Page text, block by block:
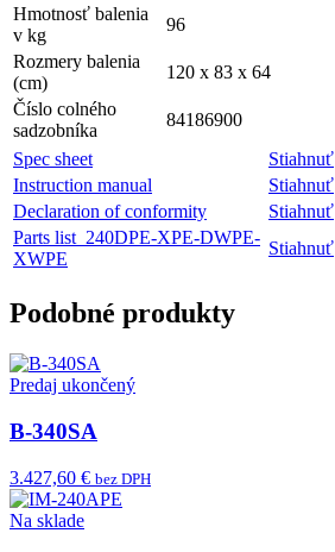
Hmotnosť balenia
v kg
96
Rozmery balenia
(cm)
120 x 83 x 64
Číslo colného
sadzobníka
84186900
Spec sheet
Stiahnuť
Instruction manual
Stiahnuť
Declaration of conformity
Stiahnuť
Parts list_240DPE-XPE-DWPE-
XWPE
Stiahnuť
Podobné produkty
Predaj ukončený
B-340SA
3.427,60 € bez DPH
Na sklade